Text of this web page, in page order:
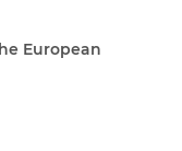
European